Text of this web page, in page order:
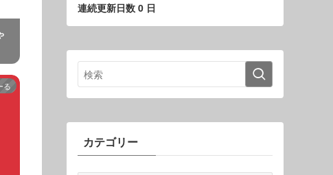
る
連続更新日数 0 日
カテゴリー